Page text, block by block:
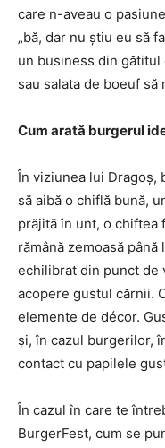
care n-aveau o
„bă, dar nu știu eu să
un business din
sau salata de boeuf să
Cum arată burgerul
În viziunea lui Dragoș,
să aibă o chiflă bună,
prăjită în unt, o chiftea
rămână zemoasă
echilibrat din punct de
acopere gustul cărnii.
elemente de décor.
și, în cazul burgerilor,
contact cu papilele
În cazul în care te
BurgerFest, cum se